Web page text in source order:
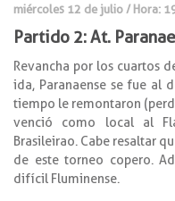
miércoles 12 de julio / Hora:
Partido 2: At.
Revancha por los cuartos
ida, Paranaense se fue al
tiempo le remontaron
venció como local al
Brasileirao. Cabe resaltar
de este torneo copero.
difícil Fluminense.